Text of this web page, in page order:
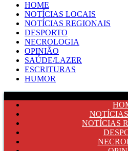
HOME
NOTÍCIAS LOCAIS
NOTÍCIAS REGIONAIS
DESPORTO
NECROLOGIA
OPINIÃO
SAÚDE/LAZER
ESCRITURAS
HUMOR
NOTÍCIAS